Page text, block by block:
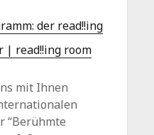
der read!!ing
| read!!ing room
mit Ihnen
“Berühmte